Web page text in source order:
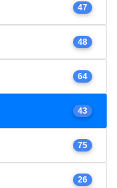
47
48
64
43
75
26